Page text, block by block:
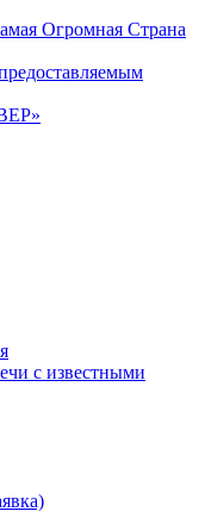
Огромная Страна
с известными